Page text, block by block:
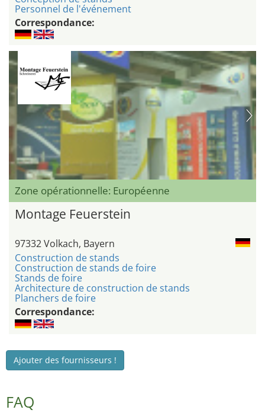
Personnel de l'événement
Correspondance:
Zone opérationnelle: Européenne
Montage Feuerstein
97332 Volkach, Bayern
Construction de stands
Construction de stands de foire
Stands de foire
Architecture de construction de stands
Planchers de foire
Correspondance:
Ajouter des fournisseurs !
FAQ